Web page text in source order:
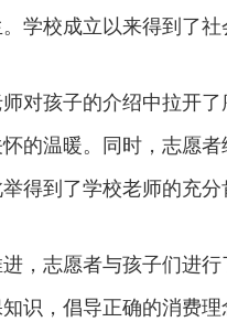
学校成立以来得到了
孩子的介绍中拉开了
的温暖。同时，志愿
得到了学校老师的充分
志愿者与孩子们进行
识，倡导正确的消费理